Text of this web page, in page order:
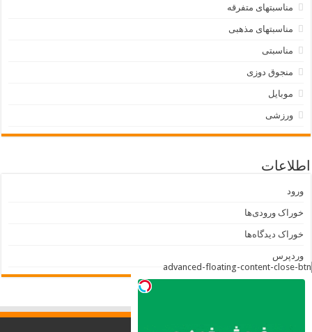
مناسبتهای متفرقه
مناسبتهای مذهبی
مناسبتی
منجوق دوزی
موبایل
ورزشی
اطلاعات
ورود
خوراک ورودی‌ها
خوراک دیدگاه‌ها
وردپرس